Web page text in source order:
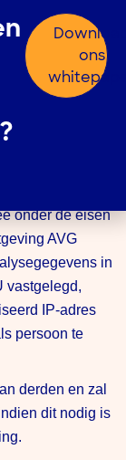
en/of vanuit 1
onderzoekers
onderzoeken.
nadat je vooraf
zijn te
onder de eisen
AVG
in
vastgelegd,
IP-adres
persoon te
derden en zal
dit nodig is
ons